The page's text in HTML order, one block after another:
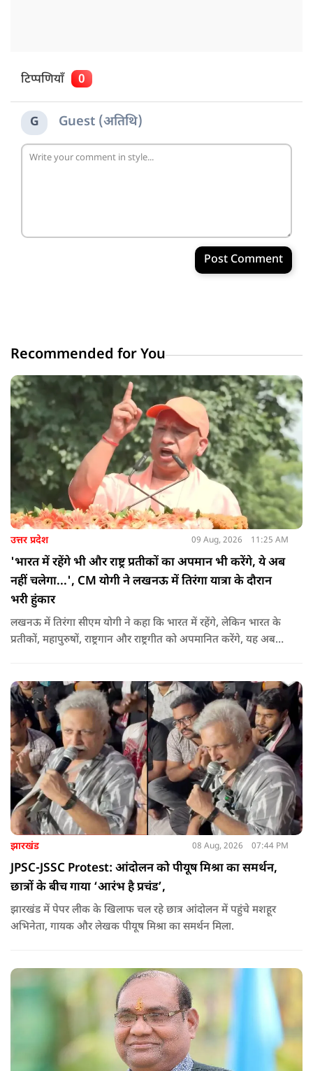
टिप्पणियाँ 0
G Guest (अतिथि)
Post Comment
Recommended for You
उत्तर प्रदेश 09 Aug, 2026 11:25 AM
'भारत में रहेंगे भी और राष्ट्र प्रतीकों का अपमान भी करेंगे, ये अब
नहीं चलेगा...', CM योगी ने लखनऊ में तिरंगा यात्रा के दौरान
भरी हुंकार
लखनऊ में तिरंगा सीएम योगी ने कहा कि भारत में रहेंगे, लेकिन भारत के
प्रतीकों, महापुरुषों, राष्ट्रगान और राष्ट्रगीत को अपमानित करेंगे, यह अब
की हर चुनौती का सामना करने में सक्षम है.
झारखंड 08 Aug, 2026 07:44 PM
JPSC-JSSC Protest: आंदोलन को पीयूष मिश्रा का समर्थन,
छात्रों के बीच गाया ‘आरंभ है प्रचंड’,
झारखंड में पेपर लीक के खिलाफ चल रहे छात्र आंदोलन में पहुंचे मशहूर
अभिनेता, गायक और लेखक पीयूष मिश्रा का समर्थन मिला.